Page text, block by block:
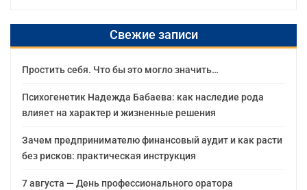
Свежие записи
Простить себя. Что бы это могло значить…
Психогенетик Надежда Бабаева: как наследие рода
влияет на характер и жизненные решения
Зачем предпринимателю финансовый аудит и как расти
без рисков: практическая инструкция
7 августа — День профессионального оратора